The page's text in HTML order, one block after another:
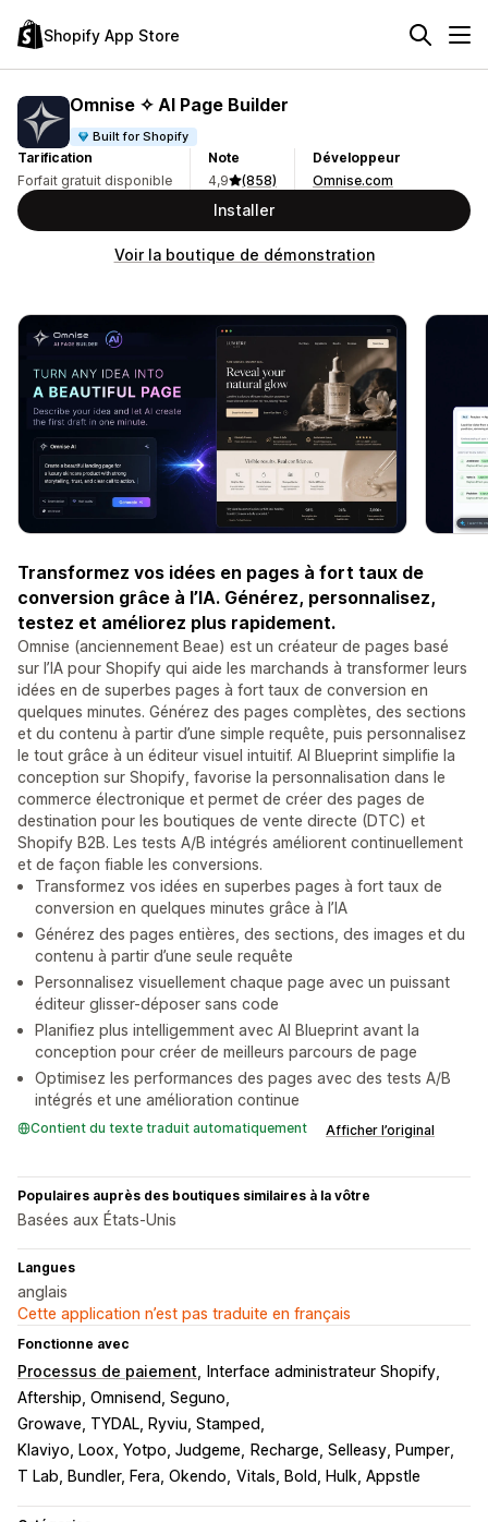
Shopify App Store
Omnise ✧ AI Page Builder
Built for Shopify
Tarification
Forfait gratuit disponible
Note
4,9
(858)
Développeur
Omnise.com
Installer
Voir la boutique de démonstration
Transformez vos idées en pages à fort taux de
conversion grâce à l’IA. Générez, personnalisez,
testez et améliorez plus rapidement.
Omnise (anciennement Beae) est un créateur de pages basé
sur l’IA pour Shopify qui aide les marchands à transformer leurs
idées en de superbes pages à fort taux de conversion en
quelques minutes. Générez des pages complètes, des sections
et du contenu à partir d’une simple requête, puis personnalisez
le tout grâce à un éditeur visuel intuitif. AI Blueprint simplifie la
conception sur Shopify, favorise la personnalisation dans le
commerce électronique et permet de créer des pages de
destination pour les boutiques de vente directe (DTC) et
Shopify B2B. Les tests A/B intégrés améliorent continuellement
et de façon fiable les conversions.
Transformez vos idées en superbes pages à fort taux de
conversion en quelques minutes grâce à l’IA
Générez des pages entières, des sections, des images et du
contenu à partir d’une seule requête
Personnalisez visuellement chaque page avec un puissant
éditeur glisser-déposer sans code
Planifiez plus intelligemment avec AI Blueprint avant la
conception pour créer de meilleurs parcours de page
Optimisez les performances des pages avec des tests A/B
intégrés et une amélioration continue
Contient du texte traduit automatiquement Afficher l’original
Populaires auprès des boutiques similaires à la vôtre
Basées aux États-Unis
Langues
anglais
Cette application n’est pas traduite en français
Fonctionne avec
Processus de paiement
Interface administrateur Shopify
Aftership, Omnisend, Seguno
Growave, TYDAL, Ryviu, Stamped
Klaviyo, Loox, Yotpo, Judgeme
Recharge, Selleasy, Pumper
T Lab, Bundler, Fera, Okendo Vitals, Bold, Hulk, Appstle